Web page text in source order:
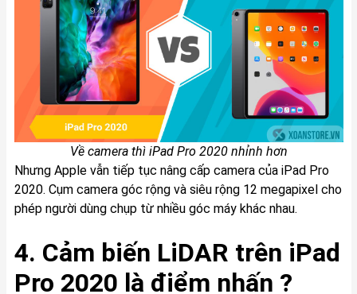
Về camera thì iPad Pro 2020 nhỉnh hơn
Nhưng Apple vẫn tiếp tục nâng cấp camera của iPad Pro
2020. Cụm camera góc rộng và siêu rộng 12 megapixel cho
phép người dùng chụp từ nhiều góc máy khác nhau.
4. Cảm biến LiDAR trên iPad
Pro 2020 là điểm nhấn ?